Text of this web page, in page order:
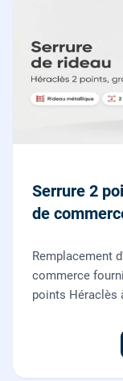
Serrure 2
de
Remplacement
commerce
points Héraclès
des deux